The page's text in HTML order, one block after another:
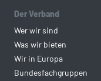
Der Verband
Wer wir sind
Was wir bieten
Wir in Europa
Bundesfachgruppen